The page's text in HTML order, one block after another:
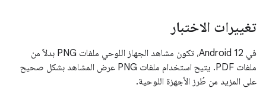
تغييرات الاختبار
في Android 12، تكون مشاهد الجهاز اللوحي ملفات PNG بدلاً من
ملفات PDF. يتيح استخدام ملفات PNG عرض المشاهد بشكل صحيح
على المزيد من طُرز الأجهزة اللوحية.